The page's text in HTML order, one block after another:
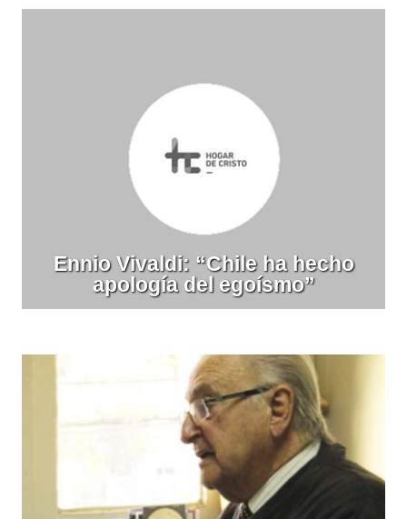
Ennio Vivaldi: “Chile ha hecho
apología del egoísmo”